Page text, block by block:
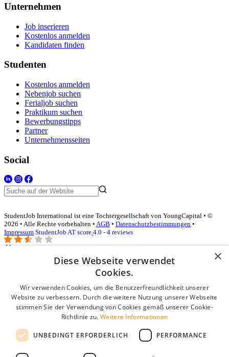
Unternehmen
Job inserieren
Kostenlos anmelden
Kandidaten finden
Studenten
Kostenlos anmelden
Nebenjob suchen
Ferialjob suchen
Praktikum suchen
Bewerbungstipps
Partner
Unternehmensseiten
Social
StudentJob International ist eine Tochtergesellschaft von YoungCapital • ©
2026 • Alle Rechte vorbehalten • AGB • Datenschutzbestimmungen •
Impressum StudentJob AT score 4.0 - 4 reviews
Login für Unternehmen
E-Mail*
Passwort
Angemeldet bleiben
Passwort vergessen?
×
Diese Webseite verwendet
Cookies.
Wir verwenden Cookies, um die Benutzerfreundlichkeit unserer
Website zu verbessern. Durch die weitere Nutzung unserer Webseite
stimmen Sie der Verwendung von Cookies gemäß unserer Cookie-
Richtlinie zu. Weitere Informationen
UNBEDINGT ERFORDERLICH PERFORMANCE